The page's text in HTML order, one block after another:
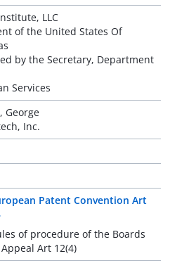
LLC
of the United States Of
by the Secretary, Department
Services
George
Inc.
Patent Convention Art
of procedure of the Boards
Art 12(4)